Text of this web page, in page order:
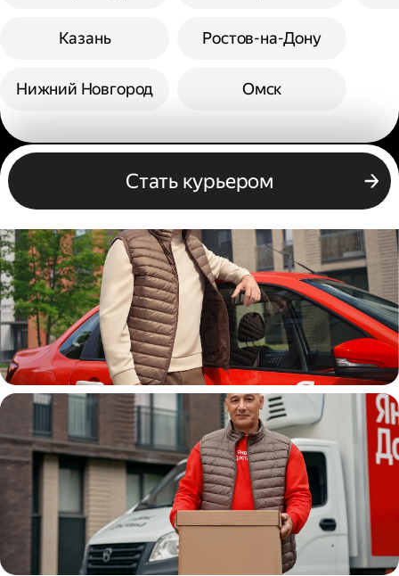
Казань
Нижний Новгород
Ростов-на-Дону
Омск
Стать курьером
Другие профессии
Автокурьер